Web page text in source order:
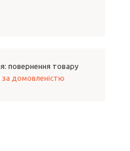
повернення товару
за домовленістю